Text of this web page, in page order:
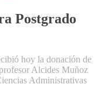
Postgrado
hoy la donación de
Alcides Muñoz
Administrativas